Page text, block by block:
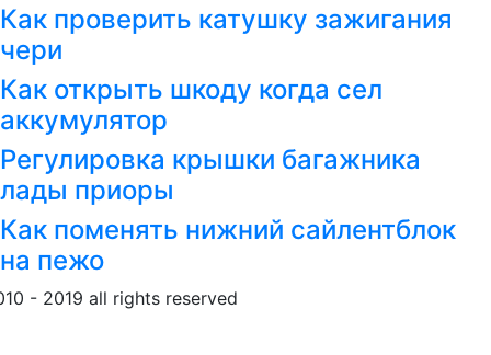
Как проверить катушку зажигания
чери
Как открыть шкоду когда сел
аккумулятор
Регулировка крышки багажника
лады приоры
Как поменять нижний сайлентблок
на пежо
- 2019 all rights reserved